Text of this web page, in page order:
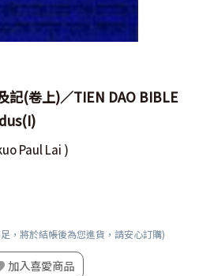
記(卷上)／TIEN DAO BIBLE
Paul Lai )
，將於結帳後為您進貨，請安心訂購)
加入喜愛商品